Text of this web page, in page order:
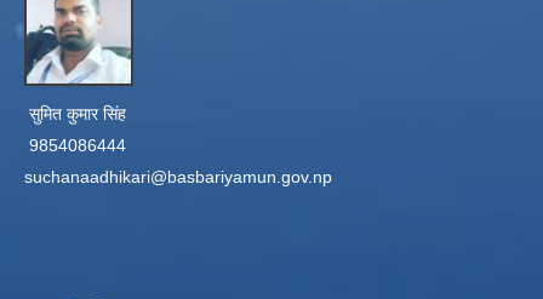
सुमित कुमार सिंह
9854086444
suchanaadhikari@basbariyamun.gov.np